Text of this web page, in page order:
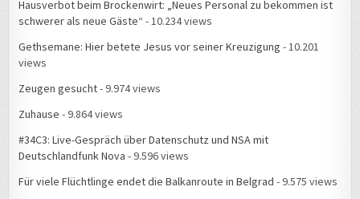
Hausverbot beim Brockenwirt: „Neues Personal zu bekommen ist
schwerer als neue Gäste“ - 10.234 views
Gethsemane: Hier betete Jesus vor seiner Kreuzigung - 10.201
views
Zeugen gesucht- 9.974 views
Zuhause - 9.864 views
#34C3: Live-Gespräch über Datenschutz und NSA mit
Deutschlandfunk Nova - 9.596 views
Für viele Flüchtlinge endet die Balkanroute in Belgrad - 9.575 views